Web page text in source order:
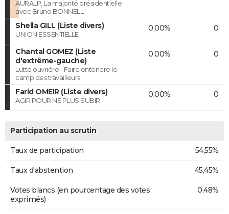
AURALP, La majorité présidentielle
avec Bruno BONNELL
Shella GILL (Liste divers)
UNION ESSENTIELLE
0,00% 0
Chantal GOMEZ (Liste
d'extrême-gauche)
Lutte ouvrière - Faire entendre le
camp des travailleurs
0,00% 0
Farid OMEIR (Liste divers)
AGIR POUR NE PLUS SUBIR
0,00% 0
Participation au scrutin
Taux de participation 54,55%
Taux d'abstention 45,45%
Votes blancs (en pourcentage des votes
exprimés)
0,48%